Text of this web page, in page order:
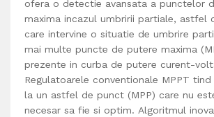
ofera o detectie avansata a punctelor
maxima incazul umbririi partiale, astfel
care intervine o situatie de umbrire
mai multe puncte de putere maxima
prezente in curba de putere curent-
Regulatoarele conventionale MPPT
la un astfel de punct (MPP) care nu
necesar sa fie si optim. Algoritmul